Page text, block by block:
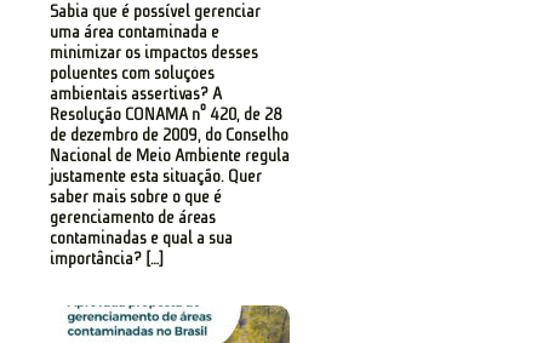
Sabia que é possível gerenciar
uma área contaminada e
minimizar os impactos desses
poluentes com soluções
ambientais assertivas? A
Resolução CONAMA nº 420, de 28
de dezembro de 2009, do Conselho
Nacional de Meio Ambiente regula
justamente esta situação. Quer
saber mais sobre o que é
gerenciamento de áreas
contaminadas e qual a sua
importância? […]